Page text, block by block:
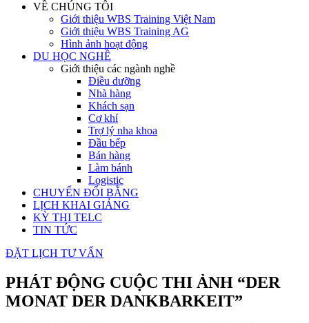
VỀ CHÚNG TÔI
Giới thiệu WBS Training Việt Nam
Giới thiệu WBS Training AG
Hình ảnh hoạt động
DU HỌC NGHỀ
Giới thiệu các ngành nghề
Điều dưỡng
Nhà hàng
Khách sạn
Cơ khí
Trợ lý nha khoa
Đầu bếp
Bán hàng
Làm bánh
Logistic
CHUYỂN ĐỔI BẰNG
LỊCH KHAI GIẢNG
KỲ THI TELC
TIN TỨC
ĐẶT LỊCH TƯ VẤN
PHÁT ĐỘNG CUỘC THI ẢNH “DER
MONAT DER DANKBARKEIT”